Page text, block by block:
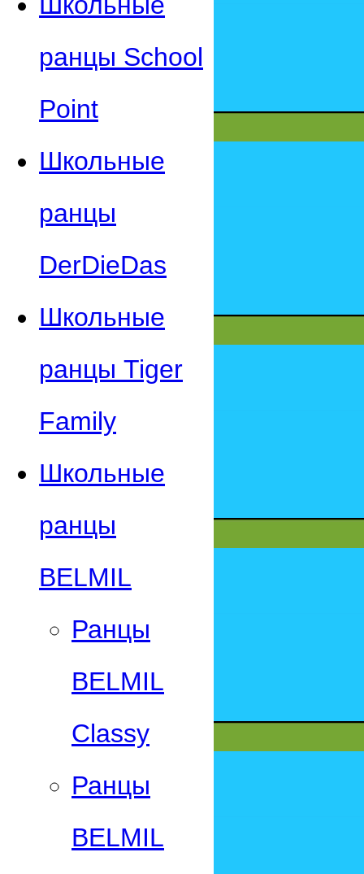
ранцы School
Point
Школьные
ранцы
DerDieDas
Школьные
ранцы Tiger
Family
Школьные
ранцы
BELMIL
Ранцы
BELMIL
Classy
Ранцы
BELMIL